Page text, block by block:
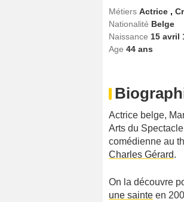
Métiers Actrice ,
Nationalité Belge
Naissance 15 avril
Age 44 ans
Actrice belge,
Arts du
comédienne au
Charles Gérard.
On la découvre
une sainte en